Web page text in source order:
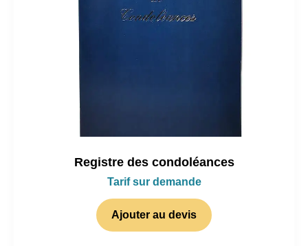
Registre des condoléances
Tarif sur demande
Ajouter au devis